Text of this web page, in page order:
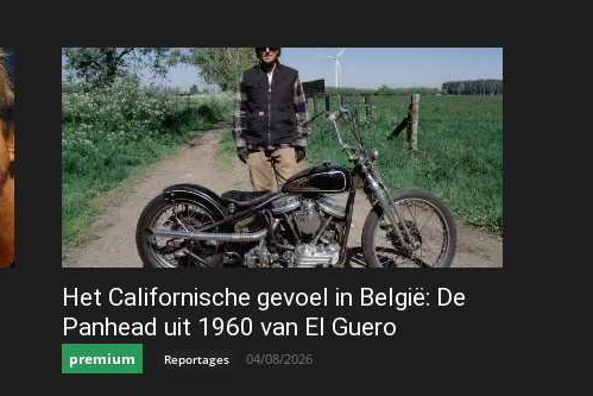
Het Californische gevoel in België: De
Panhead uit 1960 van El Guero
premium Reportages 04/08/2026